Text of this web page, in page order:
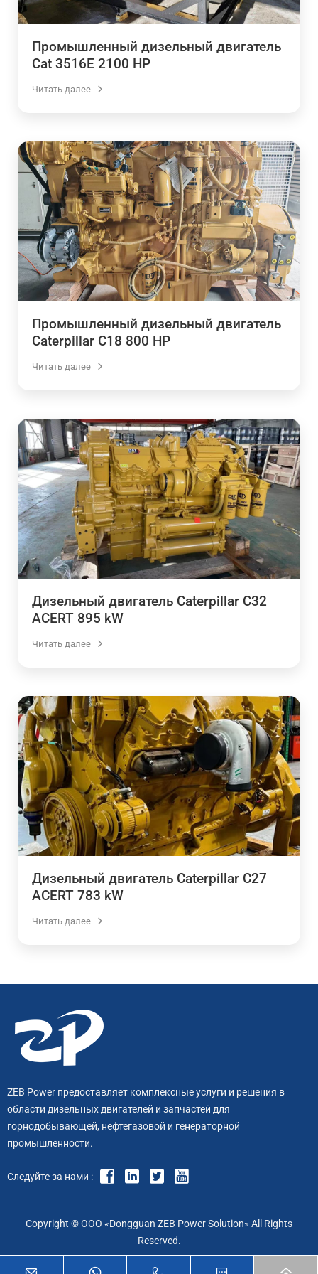
Промышленный дизельный двигатель
Cat 3516E 2100 HP
Читать далее
Промышленный дизельный двигатель
Caterpillar C18 800 HP
Читать далее
Дизельный двигатель Caterpillar C32
ACERT 895 kW
Читать далее
Дизельный двигатель Caterpillar C27
ACERT 783 kW
Читать далее
ZEB Power предоставляет комплексные услуги и решения в
области дизельных двигателей и запчастей для
горнодобывающей, нефтегазовой и генераторной
промышленности.
Следуйте за нами :
Copyright © ООО «Dongguan ZEB Power Solution» All Rights
Reserved.